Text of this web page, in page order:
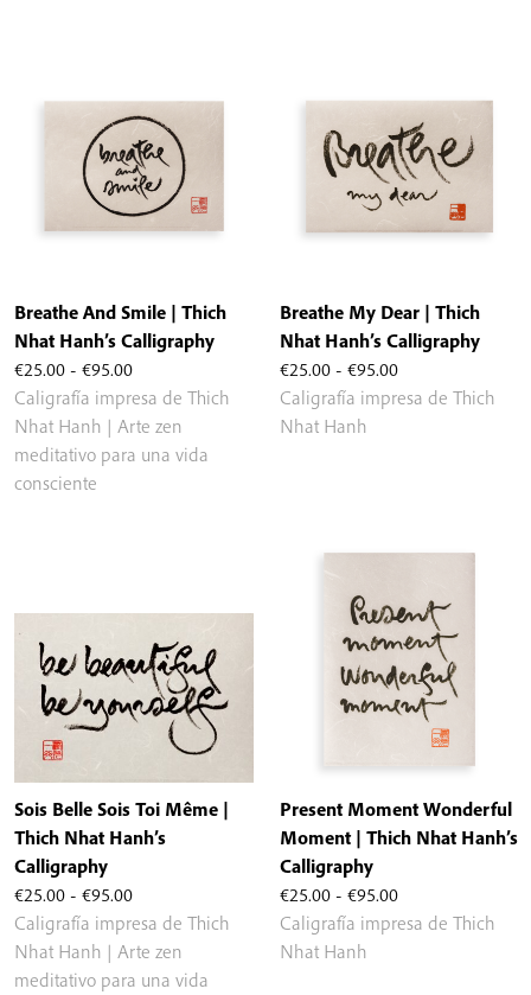
€25.00 - €95.00Rango
de
precios:
desde
Breathe And Smile | Thich
Nhat Hanh’s Calligraphy
Caligrafía impresa de Thich
Nhat Hanh | Arte zen
meditativo para una vida
consciente
€25.00 - €95.00Rango
de
Breathe My Dear | Thich
Nhat Hanh’s Calligraphy
Caligrafía impresa de Thich
Nhat Hanh
€25.00 - €95.00Rango
de
precios:
desde
Sois Belle Sois Toi Même |
Thich Nhat Hanh’s
Calligraphy
Caligrafía impresa de Thich
Nhat Hanh | Arte zen
meditativo para una vida
€25.00 - €95.00Rango
de
Present Moment Wonderful
Moment | Thich Nhat Hanh’s
Calligraphy
Caligrafía impresa de Thich
Nhat Hanh